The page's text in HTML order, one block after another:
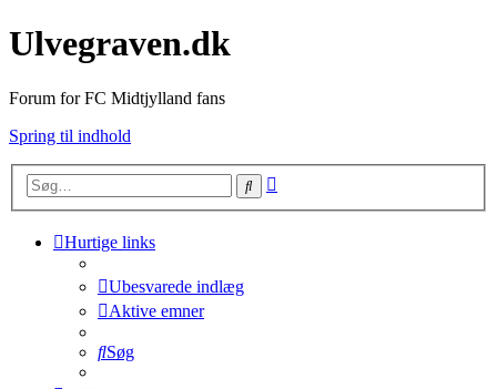
Ulvegraven.dk
Forum for FC Midtjylland fans
Spring til indhold
Søg
Hurtige links
Ubesvarede indlæg
Aktive emner
Søg